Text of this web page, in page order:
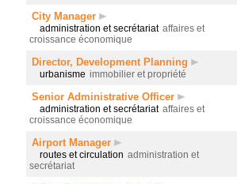
City Manager
administration et secrétariat affaires et
croissance économique
Director, Development Planning
urbanisme immobilier et propriété
Senior Administrative Officer
administration et secrétariat affaires et
croissance économique
Airport Manager
routes et circulation administration et
secrétariat